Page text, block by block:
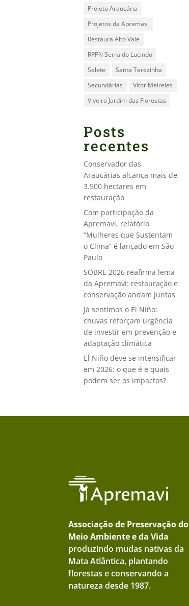
Projeto Araucária
Projetos da Apremavi
Restaura Alto Vale
RPPN Serra do Lucindo
Salete
Santa Terezinha
Secundárias
Vitor Meireles
Viveiro Jardim das Florestas
Posts
recentes
Conservador das
Araucárias alcança mais de
3.500 hectares em
restauração
Com participação da
Apremavi, relatório
“Mulheres que Sustentam
o Clima” é lançado em São
Paulo
SOBRE 2026 reafirma lema
da Apremavi: restauração e
conservação andam juntas
Já sentimos o El Niño:
chuvas reforçam urgência
de investir em prevenção e
adaptação climática
El Niño deve se intensificar
em 2026: o que é e quais
podem ser os impactos?
Associação de Preservação do
Meio Ambiente e da Vida
produzindo mudas nativas da
Mata Atlântica, plantando
florestas e conservando a
natureza desde 1987.